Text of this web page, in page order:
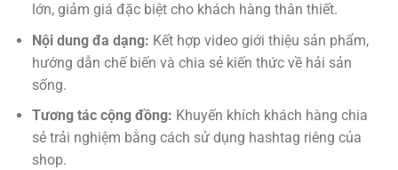
lớn, giảm giá đặc biệt cho khách hàng thân thiết.
Nội dung đa dạng: Kết hợp video giới thiệu sản phẩm,
hướng dẫn chế biến và chia sẻ kiến thức về hải sản
sống.
Tương tác cộng đồng: Khuyến khích khách hàng chia
sẻ trải nghiệm bằng cách sử dụng hashtag riêng của
shop.